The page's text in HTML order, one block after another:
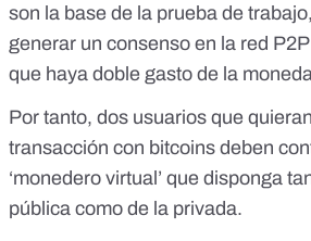
son la base de la prueba de
generar un consenso en la red
que haya doble gasto de la
Por tanto, dos usuarios que
transacción con bitcoins deben
‘monedero virtual’ que disponga
pública como de la privada.